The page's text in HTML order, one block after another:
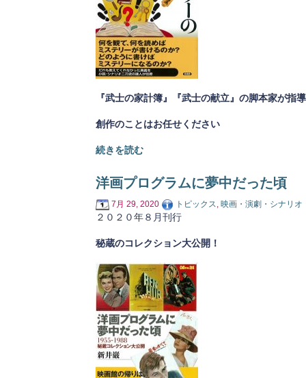
『武士の家計簿』『武士の献立』の脚本家が指
創作のことはお任せください
続きを読む
洋画プログラムに夢中だった頃
7月 29, 2020 トピックス, 映画・演劇・シナリオ
２０２０年８月刊行
秘蔵のコレクション大公開！